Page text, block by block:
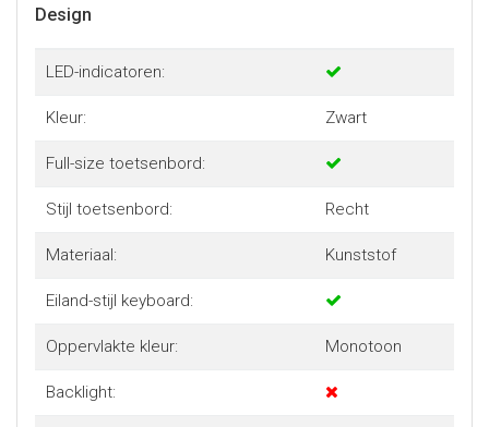
Design
LED-indicatoren:
Kleur: Zwart
Full-size toetsenbord:
Stijl toetsenbord: Recht
Materiaal: Kunststof
Eiland-stijl keyboard:
Oppervlakte kleur: Monotoon
Backlight: